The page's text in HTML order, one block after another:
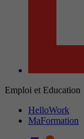
Emploi et Education
HelloWork
MaFormation